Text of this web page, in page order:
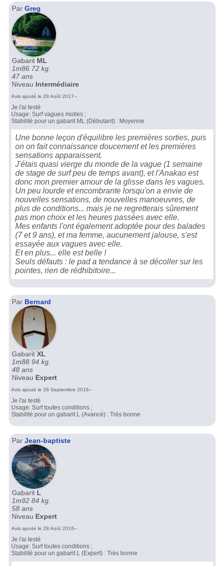
Par Greg
Gabarit ML
1m86 72 kg.
47 ans
Niveau Intermédiaire
Avis ajouté le 28 Août 2017--
Je l'ai testé
Usage: Surf vagues molles ;
Stabilité pour un gabarit ML (Débutant) : Moyenne
Une bonne leçon d'équilibre les premières sorties, puis
on on fait connaissance doucement et les premières
sensations apparaissent.
J'étais quasi vierge du monde de la vague (1 semaine
de stage de surf peu de temps avant), et l'Anakao est
donc mon premier amour de la glisse dans les vagues.
Un peu lourde et encombrante lorsqu'on a envie de
nouvelles sensations, de nouvelles manoeuvres, de
plus de conditions... mais je ne regretterais sûrement
pas mon choix et les heures passées avec elle.
Mes enfants l'ont également adoptée pour des balades
(7 et 9 ans), et ma femme, aucunement jalouse, s'est
essayée aux vagues avec elle.
Et en plus... elle est belle !
Seuls défauts : le pad a tendance à se décoller sur les
pointes, rien de rédhibitoire...
Par Bernard
Gabarit XL
1m88 94 kg.
48 ans
Niveau Expert
Avis ajouté le 26 Septembre 2016--
Je l'ai testé
Usage: Surf toutes conditions ;
Stabilité pour un gabarit L (Avancé) : Très bonne
Par Jean-baptiste
Gabarit L
1m92 84 kg.
58 ans
Niveau Expert
Avis ajouté le 28 Août 2016--
Je l'ai testé
Usage: Surf toutes conditions ;
Stabilité pour un gabarit L (Expert) : Très bonne